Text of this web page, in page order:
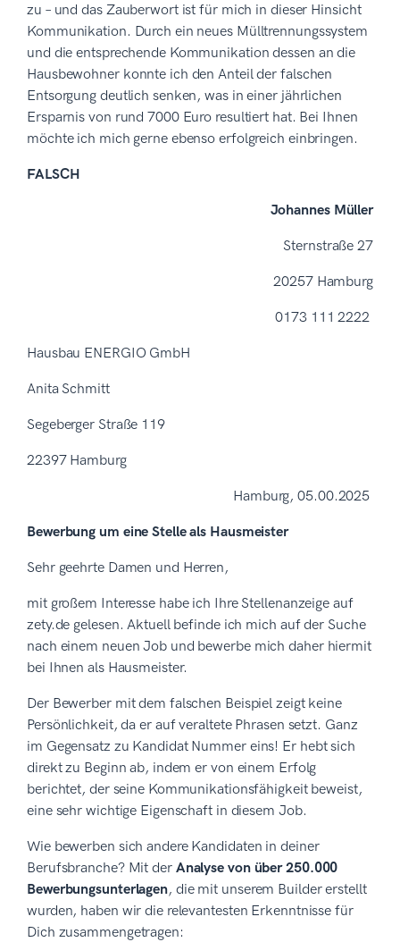
zu – und das Zauberwort ist für mich in dieser Hinsicht
Kommunikation. Durch ein neues Mülltrennungssystem
und die entsprechende Kommunikation dessen an die
Hausbewohner konnte ich den Anteil der falschen
Entsorgung deutlich senken, was in einer jährlichen
Ersparnis von rund 7000 Euro resultiert hat. Bei Ihnen
möchte ich mich gerne ebenso erfolgreich einbringen.
FALSCH
Johannes Müller
Sternstraße 27
20257 Hamburg
0173 111 2222
Hausbau ENERGIO GmbH
Anita Schmitt
Segeberger Straße 119
22397 Hamburg
Hamburg, 05.00.2025
Bewerbung um eine Stelle als Hausmeister
Sehr geehrte Damen und Herren,
mit großem Interesse habe ich Ihre Stellenanzeige auf
zety.de gelesen. Aktuell befinde ich mich auf der Suche
nach einem neuen Job und bewerbe mich daher hiermit
bei Ihnen als Hausmeister.
Der Bewerber mit dem falschen Beispiel zeigt keine
Persönlichkeit, da er auf veraltete Phrasen setzt. Ganz
im Gegensatz zu Kandidat Nummer eins! Er hebt sich
direkt zu Beginn ab, indem er von einem Erfolg
berichtet, der seine Kommunikationsfähigkeit beweist,
eine sehr wichtige Eigenschaft in diesem Job.
Wie bewerben sich andere Kandidaten in deiner
Berufsbranche? Mit der Analyse von über 250.000
Bewerbungsunterlagen, die mit unserem Builder erstellt
wurden, haben wir die relevantesten Erkenntnisse für
Dich zusammengetragen: